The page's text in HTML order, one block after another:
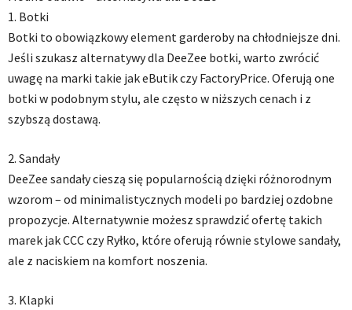
1. Botki
Botki to obowiązkowy element garderoby na chłodniejsze dni.
Jeśli szukasz alternatywy dla DeeZee botki, warto zwrócić
uwagę na marki takie jak eButik czy FactoryPrice. Oferują one
botki w podobnym stylu, ale często w niższych cenach i z
szybszą dostawą.
2. Sandały
DeeZee sandały cieszą się popularnością dzięki różnorodnym
wzorom – od minimalistycznych modeli po bardziej ozdobne
propozycje. Alternatywnie możesz sprawdzić ofertę takich
marek jak CCC czy Ryłko, które oferują równie stylowe sandały,
ale z naciskiem na komfort noszenia.
3. Klapki